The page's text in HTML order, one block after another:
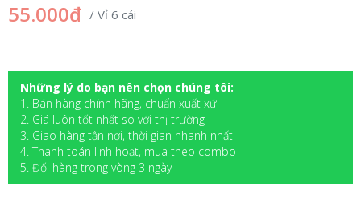
55.000đ / Vỉ 6 cái
Những lý do bạn nên chọn chúng tôi:
1. Bán hàng chính hãng, chuẩn xuất xứ
2. Giá luôn tốt nhất so với thị trường
3. Giao hàng tận nơi, thời gian nhanh nhất
4. Thanh toán linh hoạt, mua theo combo
5. Đối hàng trong vòng 3 ngày